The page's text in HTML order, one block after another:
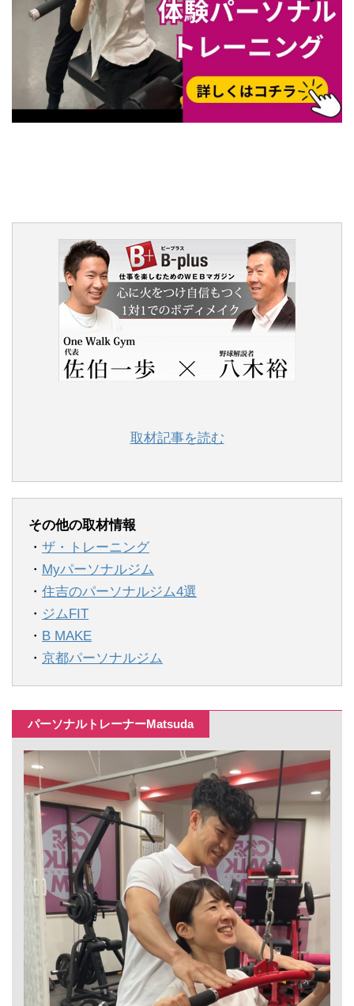
取材記事を読む
その他の取材情報
・ ザ・トレーニング
・ Myパーソナルジム
・ 住吉のパーソナルジム4選
・ ジムFIT
・ B MAKE
・ 京都パーソナルジム
パーソナルトレーナーMatsuda